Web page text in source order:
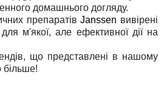
домашнього догляду.
препаратівJanssen вивірені
м'якої, але ефективної дії на
що представлені в нашому
більше!